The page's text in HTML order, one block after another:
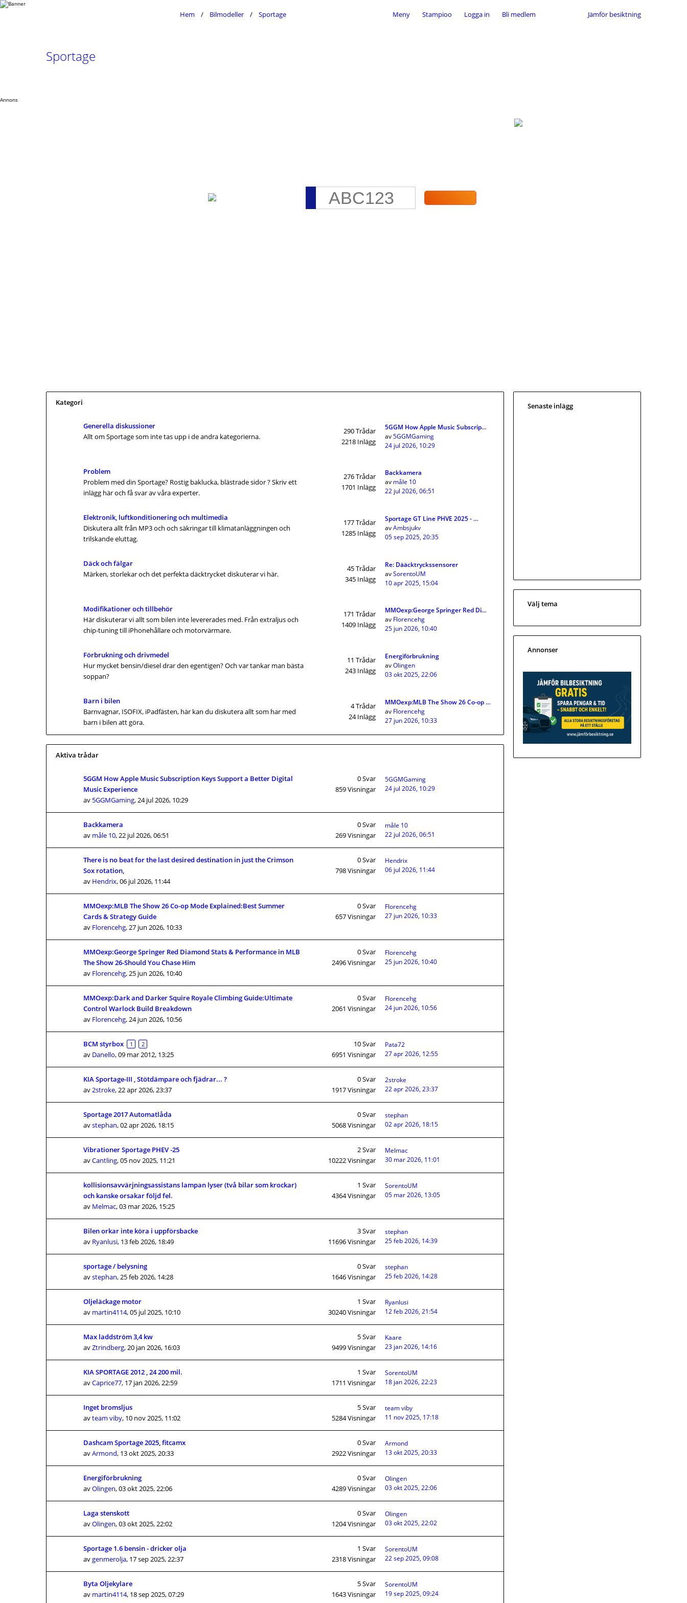
Meny Stampioo Logga in Bli medlem Jämför besiktning
Hem Bilmodeller Sportage
Sportage
Annons
Kategori
Generella diskussioner
Allt om Sportage som inte tas upp i de andra kategorierna.
290Trådar
2218 Inlägg
5GGM How Apple Music Subscrip…
av5GGMGaming
24 jul 2026, 10:29
Problem
Problem med din Sportage? Rostig baklucka, blästrade sidor ? Skriv ett
inlägg här och få svar av våra experter.
276Trådar
1701 Inlägg
Backkamera
av måle 10
22 jul 2026, 06:51
Elektronik, luftkonditionering och multimedia
Diskutera allt från MP3 och och säkringar till klimatanläggningen och
trilskande eluttag.
177Trådar
1285 Inlägg
Sportage GT Line PHVE 2025 - …
avAmbsjukv
05 sep 2025, 20:35
Däck och fälgar
Märken, storlekar och det perfekta däcktrycket diskuterar vi här.
45Trådar
345 Inlägg
Re: Dääcktryckssensorer
avSorentoUM
10 apr 2025, 15:04
Modifikationer och tillbehör
Här diskuterar vi allt som bilen inte levererades med. Från extraljus och
chip-tuning till iPhonehållare och motorvärmare.
171 Trådar
1409 Inlägg
MMOexp:George Springer Red Di…
av Florencehg
25 jun 2026, 10:40
Förbrukning och drivmedel
Hur mycket bensin/diesel drar den egentigen? Och var tankar man bästa
soppan?
11 Trådar
243 Inlägg
Energiförbrukning
avOlingen
03 okt 2025, 22:06
Barn i bilen
Barnvagnar, ISOFIX, iPadfästen, här kan du diskutera allt som har med
barn i bilen att göra.
4Trådar
24Inlägg
MMOexp:MLB The Show 26 Co-op …
av Florencehg
27 jun 2026, 10:33
Aktiva trådar
5GGM How Apple Music Subscription Keys Support a Better Digital
Music Experience
av 5GGMGaming,24 jul 2026, 10:29
0Svar
859Visningar
5GGMGaming
24 jul 2026, 10:29
Backkamera
av måle 10,22 jul 2026, 06:51
0Svar
269Visningar
måle 10
22 jul 2026, 06:51
There is no beat for the last desired destination in just the Crimson
Sox rotation,
av Hendrix,06 jul 2026, 11:44
0Svar
798Visningar
Hendrix
06 jul 2026, 11:44
MMOexp:MLB The Show 26 Co-op Mode Explained:Best Summer
Cards & Strategy Guide
av Florencehg,27 jun 2026, 10:33
0Svar
657Visningar
Florencehg
27 jun 2026, 10:33
MMOexp:George Springer Red Diamond Stats & Performance in MLB
The Show 26-Should You Chase Him
av Florencehg,25 jun 2026, 10:40
0Svar
2496Visningar
Florencehg
25 jun 2026, 10:40
MMOexp:Dark and Darker Squire Royale Climbing Guide:Ultimate
Control Warlock Build Breakdown
av Florencehg,24 jun 2026, 10:56
0Svar
2061 Visningar
Florencehg
24 jun 2026, 10:56
BCM styrbox 1 2
av Danello,09 mar 2012, 13:25
10Svar
6951 Visningar
Pata72
27 apr 2026, 12:55
KIA Sportage-III , Stötdämpare och fjädrar... ?
av2stroke,22 apr 2026, 23:37
0Svar
1917Visningar
2stroke
22 apr 2026, 23:37
Sportage 2017 Automatlåda
avstephan,02 apr 2026, 18:15
0Svar
5068Visningar
stephan
02 apr 2026, 18:15
Vibrationer Sportage PHEV -25
avCantling,05 nov 2025, 11:21
2Svar
10222Visningar
Melmac
30 mar 2026, 11:01
kollisionsavvärjningsassistans lampan lyser (två bilar som krockar)
och kanske orsakar följd fel.
av Melmac,03 mar 2026, 15:25
1 Svar
4364Visningar
SorentoUM
05 mar 2026, 13:05
Bilen orkar inte köra i uppförsbacke
av Ryanlusi, 13 feb 2026, 18:49
3Svar
11696Visningar
stephan
25 feb 2026, 14:39
sportage / belysning
avstephan,25 feb 2026, 14:28
0Svar
1646Visningar
stephan
25 feb 2026, 14:28
Oljeläckage motor
av martin4114,05 jul 2025, 10:10
1 Svar
30240Visningar
Ryanlusi
12 feb 2026, 21:54
Max laddström 3,4 kw
avZtrindberg,20 jan 2026, 16:03
5Svar
9499Visningar
Kaare
23 jan 2026, 14:16
KIA SPORTAGE 2012 , 24 200 mil.
avCaprice77, 17 jan 2026, 22:59
1 Svar
1711 Visningar
SorentoUM
18 jan 2026, 22:23
Inget bromsljus
avteam viby, 10 nov 2025, 11:02
5Svar
5284Visningar
team viby
11 nov 2025, 17:18
Dashcam Sportage 2025, fitcamx
avArmond, 13 okt 2025, 20:33
0Svar
2922Visningar
Armond
13 okt 2025, 20:33
Energiförbrukning
avOlingen,03 okt 2025, 22:06
0Svar
4289Visningar
Olingen
03 okt 2025, 22:06
Laga stenskott
avOlingen,03 okt 2025, 22:02
0Svar
1204Visningar
Olingen
03 okt 2025, 22:02
Sportage 1.6 bensin - dricker olja
avgenmerolja, 17 sep 2025, 22:37
1 Svar
2318Visningar
SorentoUM
22 sep 2025, 09:08
Byta Oljekylare
av martin4114, 18 sep 2025, 07:29
5Svar
1643Visningar
SorentoUM
19 sep 2025, 09:24
Senaste inlägg
Välj tema
Annonser